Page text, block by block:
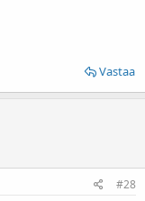
Vastaa
#28